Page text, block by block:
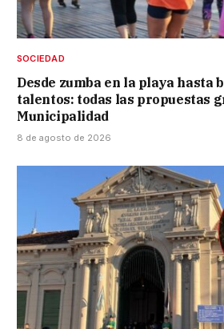
SOCIEDAD
Desde zumba en la playa hasta
talentos: todas las propuestas
Municipalidad
8 de agosto de 2026